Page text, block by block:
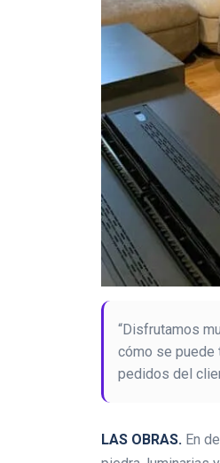
“Disfrutamos
cómo se puede
pedidos del
LAS OBRAS. En